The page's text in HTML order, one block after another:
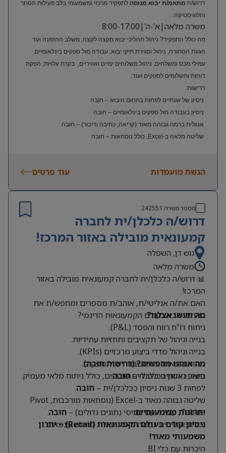
דרוש/ה מתאמ/ת יבוא מנוסה לתפקיד מרכזי ומשמעותי בלב פעילות הסחר
והלוגיסטיקה.
משרה מלאה|א’-ה’|8:00-17:00
מה כולל התפקיד? ניהול תהליכי יבוא מקצה לקצה, משלב ההזמנה ועד
הגעת הסחורה, ניהול וסגירת תיקי יבוא, עבודה מול ספקים בינלאומיים,
עמילי מכס ומשלחים, ניהול משלוחים ימיים ואוויריים, בקרת עלויות, הפקת
דוחות ותשלומים לספקים ועוד.
דרישות:
ניסיון של שנתיים לפחות בתחום היבוא – חובה
ניסיון בעבודה מול ספקים בינלאומיים – חובה
אנגלית ברמה גבוהה מאוד (קריאה, כתיבה ודיבור) – חובה
שליטה מלאה ב-Excel, כולל נוסחאות – חובה
הגשת מועמדות עוד פרטים
מספר משרה 242551
דרוש/ה כלכלן/ית לחברה
קמעונאית מובילה באזור המרכז!
גוש דן, השפלה
משרה מלאה
📊 דרוש/ה כלכלן/ית לחברה קמעונאית מובילה באזור
המרכז!
האם את/ה אנליטי/ת, אוהב/ת מספרים ומחפש/ת את
האתגר הבא בעולם הקמעונאות הדינמי?
מה תעשו אצלנו?
ניתוח דו”ח רווח והפסד (P&L).
בנייה וניהול של תקציבים ותחזיות עתידיות.
בנייה וניהול מדדי ביצוע מרכזיים (KPIs).
ניתוח הוצאות והתחשבנות מול ספקים.
ביצוע ניתוחים כלכליים שוטפים, כולל ניתוח מלאי מעמיק.
מה אנחנו מחפשים? (דרישות חובה)
תואר ראשון בכלכלה –חובה.
לפחות 3 שנות ניסיון ככלכלן/ית –
חובה.
שליטה גבוהה מאוד ב-Excel (נוסחאות מורכבות, Pivot
Tables, עבודה עם בסיסי נתונים גדולים) –
חובה.
יכולת אנליטית גבוהה מאוד ויכולת למידה עצמאית.
יתרונות משמעותיים:
ניסיון קודם בעולם הקמעונאות (Retail) – יתרון
משמעותי מאוד!
היכרות עם כלי BI.